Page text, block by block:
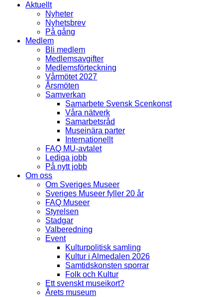
Aktuellt
Nyheter
Nyhetsbrev
På gång
Medlem
Bli medlem
Medlemsavgifter
Medlemsförteckning
Vårmötet 2027
Årsmöten
Samverkan
Samarbete Svensk Scenkonst
Våra nätverk
Samarbetsråd
Museinära parter
Internationellt
FAQ MU-avtalet
Lediga jobb
På nytt jobb
Om oss
Om Sveriges Museer
Sveriges Museer fyller 20 år
FAQ Museer
Styrelsen
Stadgar
Valberedning
Event
Kulturpolitisk samling
Kultur i Almedalen 2026
Samtidskonsten sporrar
Folk och Kultur
Ett svenskt museikort?
Årets museum